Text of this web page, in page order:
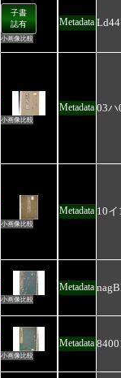
子書
誌有
小画像比較
Metadata
小画像比較
Metadata 03ハ
小画像比較
Metadata 10イ
小画像比較
Metadata
小画像比較
Metadata